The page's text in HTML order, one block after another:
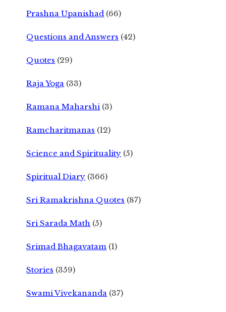
Prashna Upanishad (66)
Questions and Answers (42)
Quotes (29)
Raja Yoga (33)
Ramana Maharshi (3)
Ramcharitmanas (12)
Science and Spirituality (5)
Spiritual Diary (366)
Sri Ramakrishna Quotes (87)
Sri Sarada Math (5)
Srimad Bhagavatam (1)
Stories (359)
Swami Vivekananda (37)